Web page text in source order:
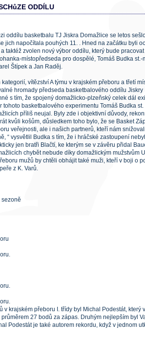
ODDÍLU
oddílu basketbalu TJ Jiskra Domažlice se letos
jich napočítala pouhých 11. . Hned na začátku byli
taktéž zvolen nový výbor oddílu, který bude
místopředseda pro dospělé, Tomáš Budka
Štípek a Jan Raděj.
vítězství A týmu v krajském přeboru a třetí
hromady předseda basketbalového oddílu Jiskry
s tím, že spojený domažlicko-plzeňský celek dál
tohoto basketbalového experimentu Tomáš Budka st.
příliš neujal. Byly zde i objektivní důvody,
kvůli košům, důsledkem toho bylo, že se Basket
veřejnosti, ale i našich partnerů, kteří nám
“ vysvětlil Budka s tím, že i hráčské zastoupení
jen bratři Blačtí, ke kterým se v závěru přidal
chybět nebude díky domažlickým mužstvům
mužů by chtěli obhájit také muži, kteří v boji o
z K. Varů.
sezoně
v krajském přeboru I. třídy byl Michal Podestát, který
27 bodů za zápas. Druhým nejlepším byl
Podestát je také autorem rekordu, když v jednom